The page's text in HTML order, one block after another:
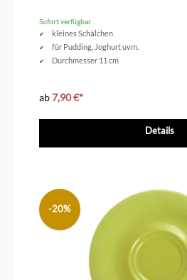
Sofort verfügbar
kleines Schälchen
für Pudding, Joghurt uvm.
Durchmesser 11 cm
ab7,90 €*
Details
-20%